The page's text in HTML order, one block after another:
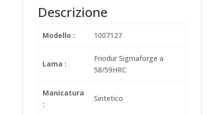
Descrizione
Modello : 1007127
Lama :
Friodur Sigmaforge a
58/59HRC
Manicatura
:
Sintetico